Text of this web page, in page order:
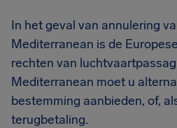
In het geval van annulering
Mediterranean is de
rechten van
Mediterranean moet u
bestemming aanbieden, of,
terugbetaling.